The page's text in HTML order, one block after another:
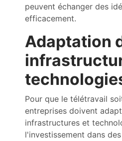
peuvent échanger des
efficacement.
Adaptation
Pour que le télétravail
entreprises doivent
infrastructures et
l'investissement dans